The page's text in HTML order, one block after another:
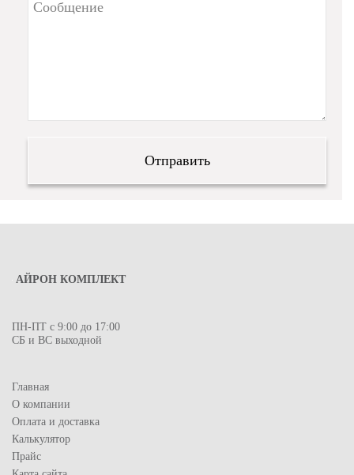
АЙРОН КОМПЛЕКТ
ПН-ПТ с 9:00 до 17:00
СБ и ВС выходной
Главная
О компании
Оплата и доставка
Калькулятор
Прайс